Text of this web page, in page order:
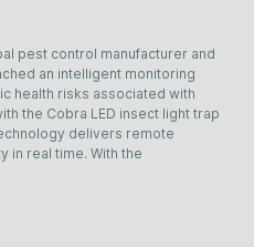
pest control manufacturer and
an intelligent monitoring
health risks associated with
the Cobra LED insect light trap
delivers remote
in real time. With the